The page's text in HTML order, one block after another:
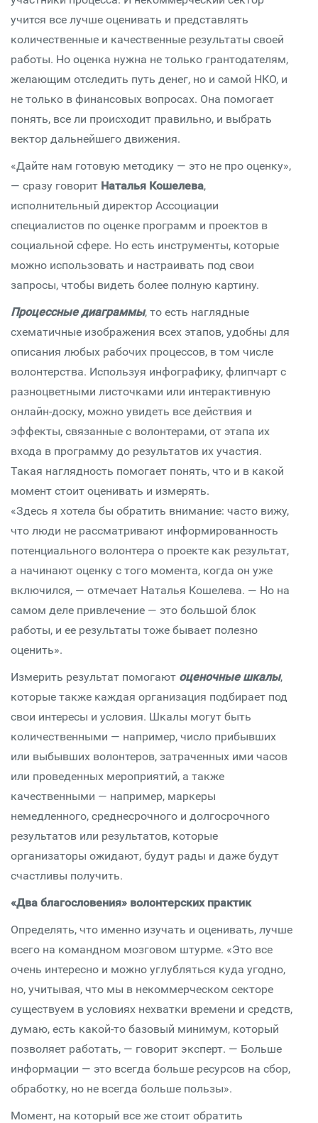
учится все лучше оценивать и представлять
количественные и качественные результаты своей
работы. Но оценка нужна не только грантодателям,
желающим отследить путь денег, но и самой НКО, и
не только в финансовых вопросах. Она помогает
понять, все ли происходит правильно, и выбрать
вектор дальнейшего движения.
«Дайте нам готовую методику — это не про оценку»,
— сразу говорит Наталья Кошелева,
исполнительный директор Ассоциации
специалистов по оценке программ и проектов в
социальной сфере. Но есть инструменты, которые
можно использовать и настраивать под свои
запросы, чтобы видеть более полную картину.
Процессные диаграммы, то есть наглядные
схематичные изображения всех этапов, удобны для
описания любых рабочих процессов, в том числе
волонтерства. Используя инфографику, флипчарт с
разноцветными листочками или интерактивную
онлайн-доску, можно увидеть все действия и
эффекты, связанные с волонтерами, от этапа их
входа в программу до результатов их участия.
Такая наглядность помогает понять, что и в какой
момент стоит оценивать и измерять.
«Здесь я хотела бы обратить внимание: часто вижу,
что люди не рассматривают информированность
потенциального волонтера о проекте как результат,
а начинают оценку с того момента, когда он уже
включился, — отмечает Наталья Кошелева. — Но на
самом деле привлечение — это большой блок
работы, и ее результаты тоже бывает полезно
оценить».
Измерить результат помогают оценочные шкалы,
которые также каждая организация подбирает под
свои интересы и условия. Шкалы могут быть
количественными — например, число прибывших
или выбывших волонтеров, затраченных ими часов
или проведенных мероприятий, а также
качественными — например, маркеры
немедленного, среднесрочного и долгосрочного
результатов или результатов, которые
организаторы ожидают, будут рады и даже будут
счастливы получить.
«Два благословения» волонтерских практик
Определять, что именно изучать и оценивать, лучше
всего на командном мозговом штурме. «Это все
очень интересно и можно углубляться куда угодно,
но, учитывая, что мы в некоммерческом секторе
существуем в условиях нехватки времени и средств,
думаю, есть какой-то базовый минимум, который
позволяет работать, — говорит эксперт. — Больше
информации — это всегда больше ресурсов на сбор,
обработку, но не всегда больше пользы».
Момент, на который все же стоит обратить